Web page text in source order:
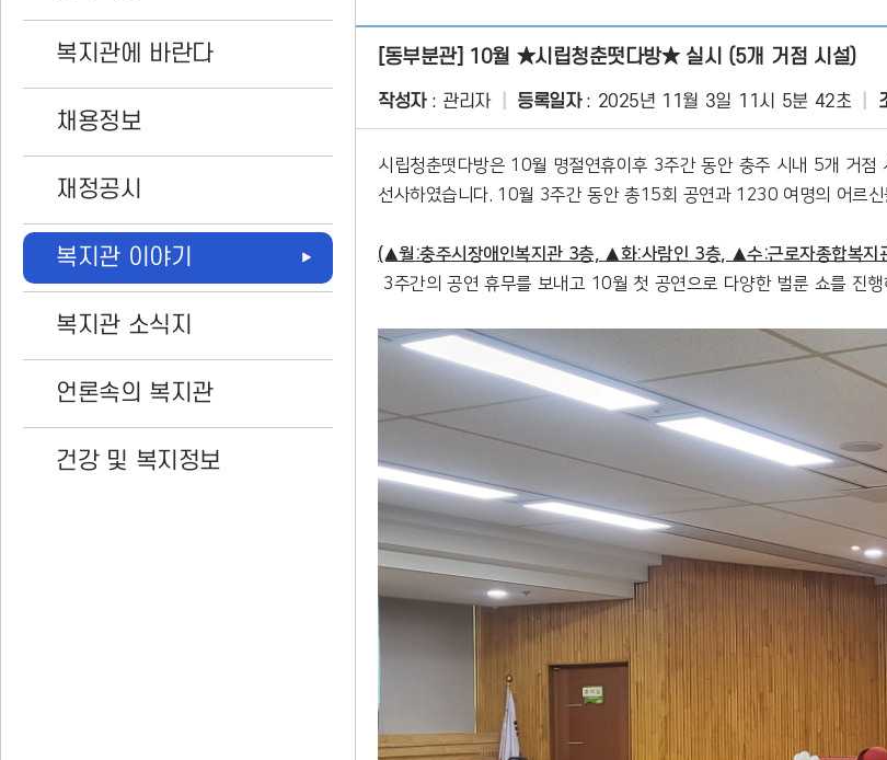
복지관에 바란다
채용정보
재정공시
복지관 이야기
복지관 소식지
언론속의 복지관
건강 및 복지정보
[동부분관] 10월 ★시립청춘떳다방★ 실시 (5개 거점 시설)
작성자 관리자 등록일자 2025년 11월 3일 11시 5분 42초
시립청춘떳다방은 10월 명절연휴이후 3주간 동안 충주 시내 5개 거점
선사하였습니다. 10월 3주간 동안 총15회 공연과 1230 여명의 어르신
(▲월:충주시장애인복지관 3층, ▲화:사람인 3층, ▲수:근로자종합복
3주간의 공연 휴무를 보내고 10월 첫 공연으로 다양한 벌룬 쇼를 진